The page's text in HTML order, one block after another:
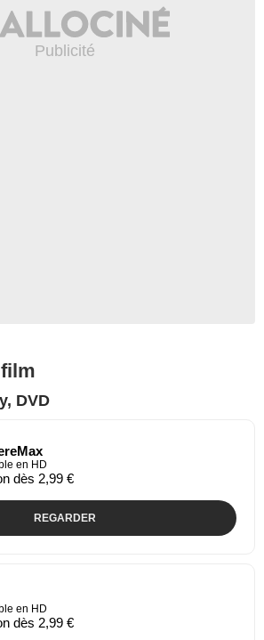
DVD
en HD
dès 2,99 €
REGARDER
en HD
dès 2,99 €